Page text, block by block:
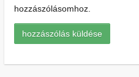
hozzászólásomhoz.